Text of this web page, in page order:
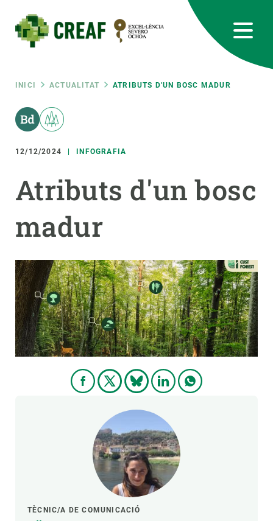
contingut
Fil
d'ariadna
INICI ACTUALITAT ATRIBUTS D'UN BOSC MADUR
12/12/2024 INFOGRAFIA
Atributs d'un bosc
madur
TÈCNIC/A DE COMUNICACIÓ
RRSS
Featured
responsive
INTRANET
Responsive
menu
SOBRE NOSALTRES
UNEIX-TE A NOSALTRES
PARTICIPA
NOTÍCIES I AGENDA